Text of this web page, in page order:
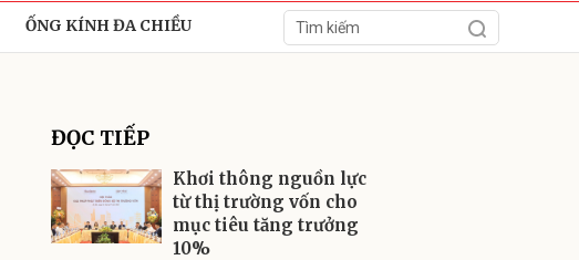
ỐNG KÍNH ĐA CHIỀU
ĐỌC TIẾP
Khơi thông nguồn lực
từ thị trường vốn cho
mục tiêu tăng trưởng
10%
Gửi